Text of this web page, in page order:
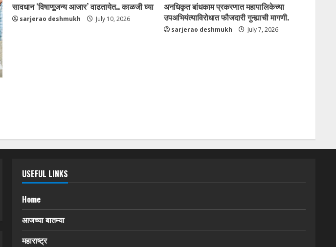
सावधान ‘विषाणूजन्य आजार’ वाढतायेत.. काळजी घ्या
sarjerao deshmukh July 10, 2026
अनधिकृत बांधकाम प्रकरणात महापालिकेच्या
उपअभियंत्याविरोधात फौजदारी गुन्ह्याची मागणी.
sarjerao deshmukh July 7, 2026
USEFUL LINKS
Home
आजच्या बातम्या
महाराष्ट्र